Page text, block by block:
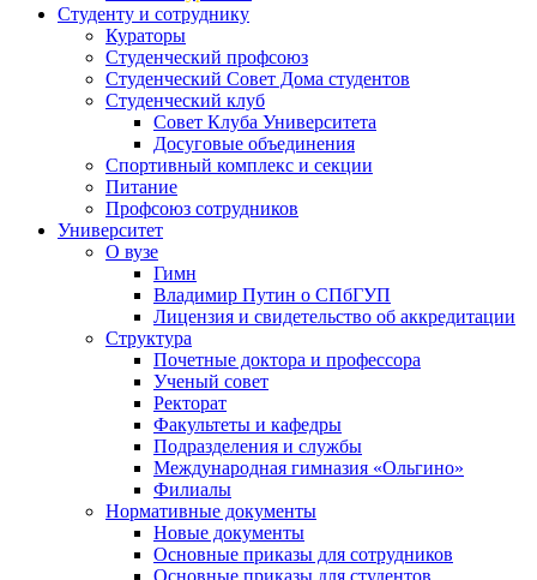
Студенту и сотруднику
Кураторы
Студенческий профсоюз
Студенческий Совет Дома студентов
Студенческий клуб
Совет Клуба Университета
Досуговые объединения
Спортивный комплекс и секции
Питание
Профсоюз сотрудников
Университет
О вузе
Гимн
Владимир Путин о СПбГУП
Лицензия и свидетельство об аккредитации
Структура
Почетные доктора и профессора
Ученый совет
Ректорат
Факультеты и кафедры
Подразделения и службы
Международная гимназия «Ольгино»
Филиалы
Нормативные документы
Новые документы
Основные приказы для сотрудников
Основные приказы для студентов